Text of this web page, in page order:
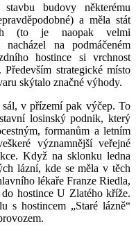
budovy některému
a měla stát
(to je naopak velmi
na podmáčeném
hostince si vrchnost
strategické místo
skýtalo značné výhody.
v přízemí pak výčep. To
losinský podnik, který
formanům a letním
významnější veřejné
Když na sklonku ledna
lázní, kde se měla v těch
lékaře Franze Riedla,
hostince U Zlatého kříže.
s hostincem „Staré lázně“